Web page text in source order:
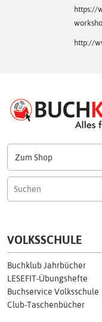
https://
http://
Zum Shop
VOLKSSCHULE
Buchklub Jahrbücher
LESEFIT-Übungshefte
Buchservice Volksschule
Club-Taschenbücher